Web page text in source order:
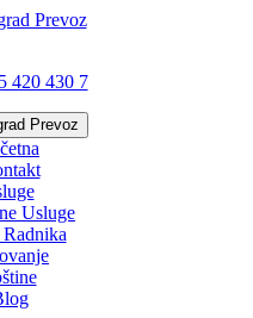
420 430 7
Usluge